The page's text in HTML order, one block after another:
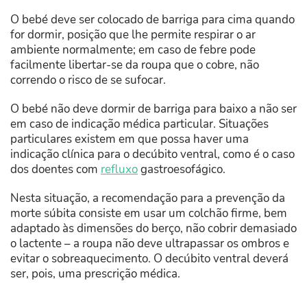
O bebé deve ser colocado de barriga para cima quando
for dormir, posição que lhe permite respirar o ar
ambiente normalmente; em caso de febre pode
facilmente libertar-se da roupa que o cobre, não
correndo o risco de se sufocar.
O bebé não deve dormir de barriga para baixo a não ser
em caso de indicação médica particular. Situações
particulares existem em que possa haver uma
indicação clínica para o decúbito ventral, como é o caso
dos doentes com refluxogastroesofágico.
Nesta situação, a recomendação para a prevenção da
morte súbita consiste em usar um colchão firme, bem
adaptado às dimensões do berço, não cobrir demasiado
o lactente – a roupa não deve ultrapassar os ombros e
evitar o sobreaquecimento. O decúbito ventral deverá
ser, pois, uma prescrição médica.